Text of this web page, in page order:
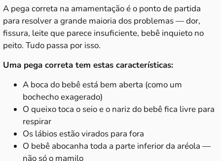
A pega correta na amamentaçãoé o ponto de partida
para resolver a grande maioria dos problemas — dor,
fissura, leite que parece insuficiente, bebê inquieto no
peito. Tudo passa por isso.
Uma pega correta tem estas características:
A boca do bebê está bem aberta (como um
bochecho exagerado)
O queixo toca o seio e o nariz do bebê fica livre para
respirar
Os lábios estão virados para fora
O bebê abocanha toda a parte inferior da aréola —
não só o mamilo